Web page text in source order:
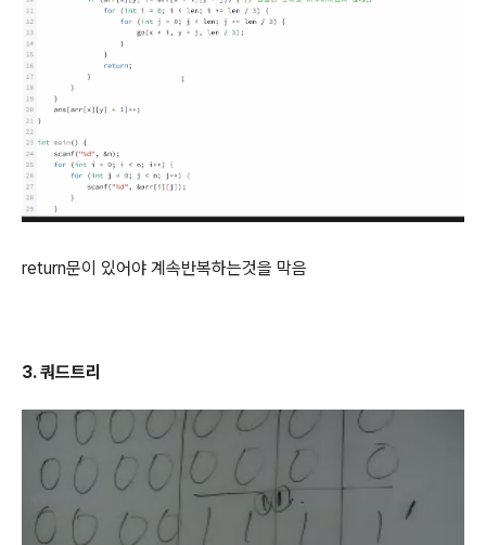
return문이 있어야 계속반복하는것을 막음
3. 쿼드트리